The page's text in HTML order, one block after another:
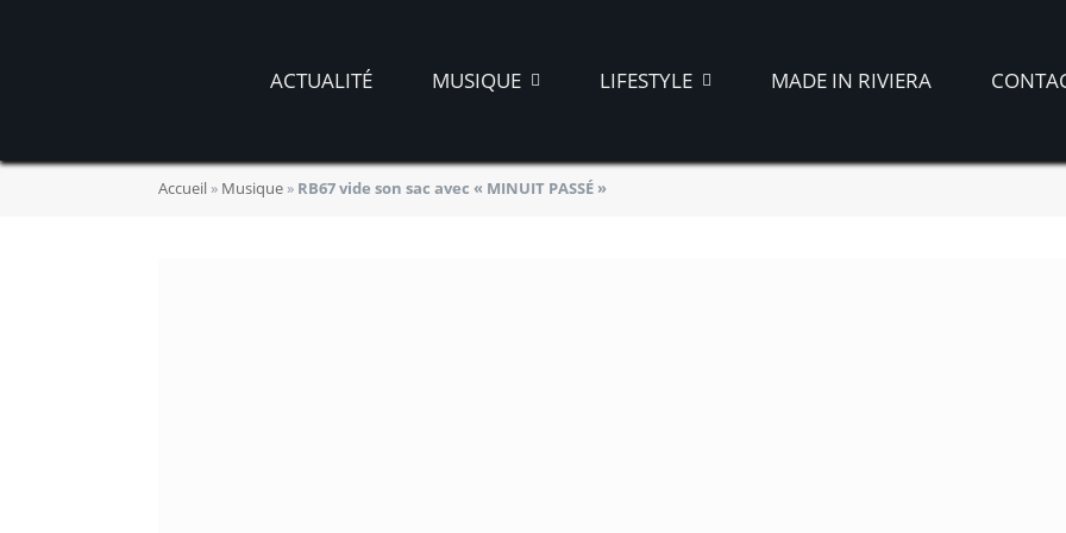
ACTUALITÉ MUSIQUE LIFESTYLE MADE IN RIVIERA
Accueil » Musique » RB67 vide son sac avec « MINUIT PASSÉ »